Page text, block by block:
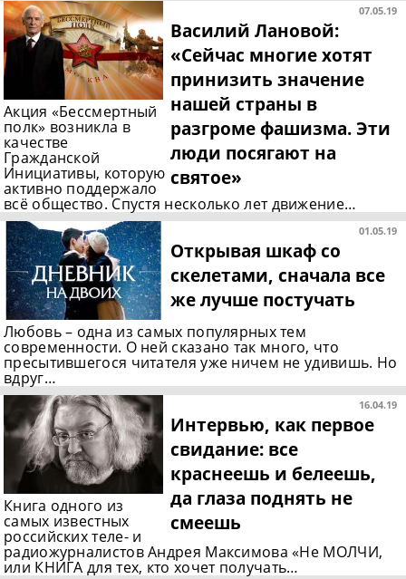
07.05.19
Василий Лановой:
«Сейчас многие хотят
принизить значение
нашей страны в
разгроме фашизма. Эти
люди посягают на
святое»
Акция «Бессмертный
полк» возникла в
качестве
Гражданской
Инициативы, которую
активно поддержало
всё общество. Спустя несколько лет движение…
01.05.19
Открывая шкаф со
скелетами, сначала все
же лучше постучать
Любовь – одна из самых популярных тем
современности. О ней сказано так много, что
пресытившегося читателя уже ничем не удивишь. Но
вдруг…
16.04.19
Интервью, как первое
свидание: все
краснеешь и белеешь,
да глаза поднять не
смеешь
Книга одного из
самых известных
российских теле- и
радиожурналистов Андрея Максимова «Не МОЛЧИ,
или КНИГА для тех, кто хочет получать…